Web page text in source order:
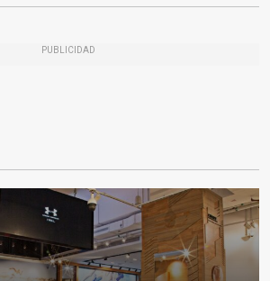
PUBLICIDAD